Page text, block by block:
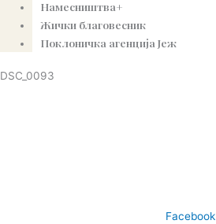
Намесништва+
Жички благовесник
Поклоничка агенција Јеж
DSC_0093
Facebook